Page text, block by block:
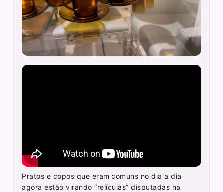
Pratos e copos que eram comuns no dia a dia
agora estão virando “relíquias” disputadas na